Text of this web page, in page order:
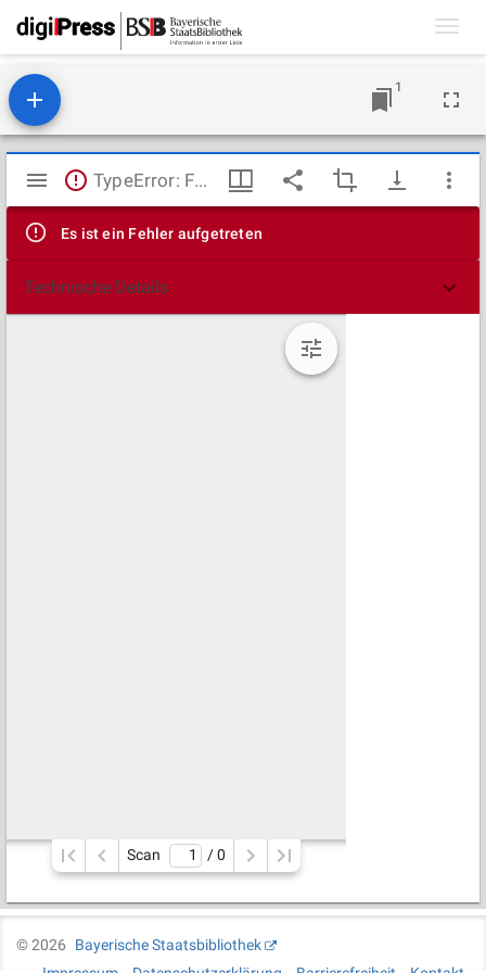
1
Mirador
Viewer
TypeError: Failed to fetch
Es ist ein Fehler aufgetreten
Technische Details
Scan / 0
©2026
Bayerische Staatsbibliothek